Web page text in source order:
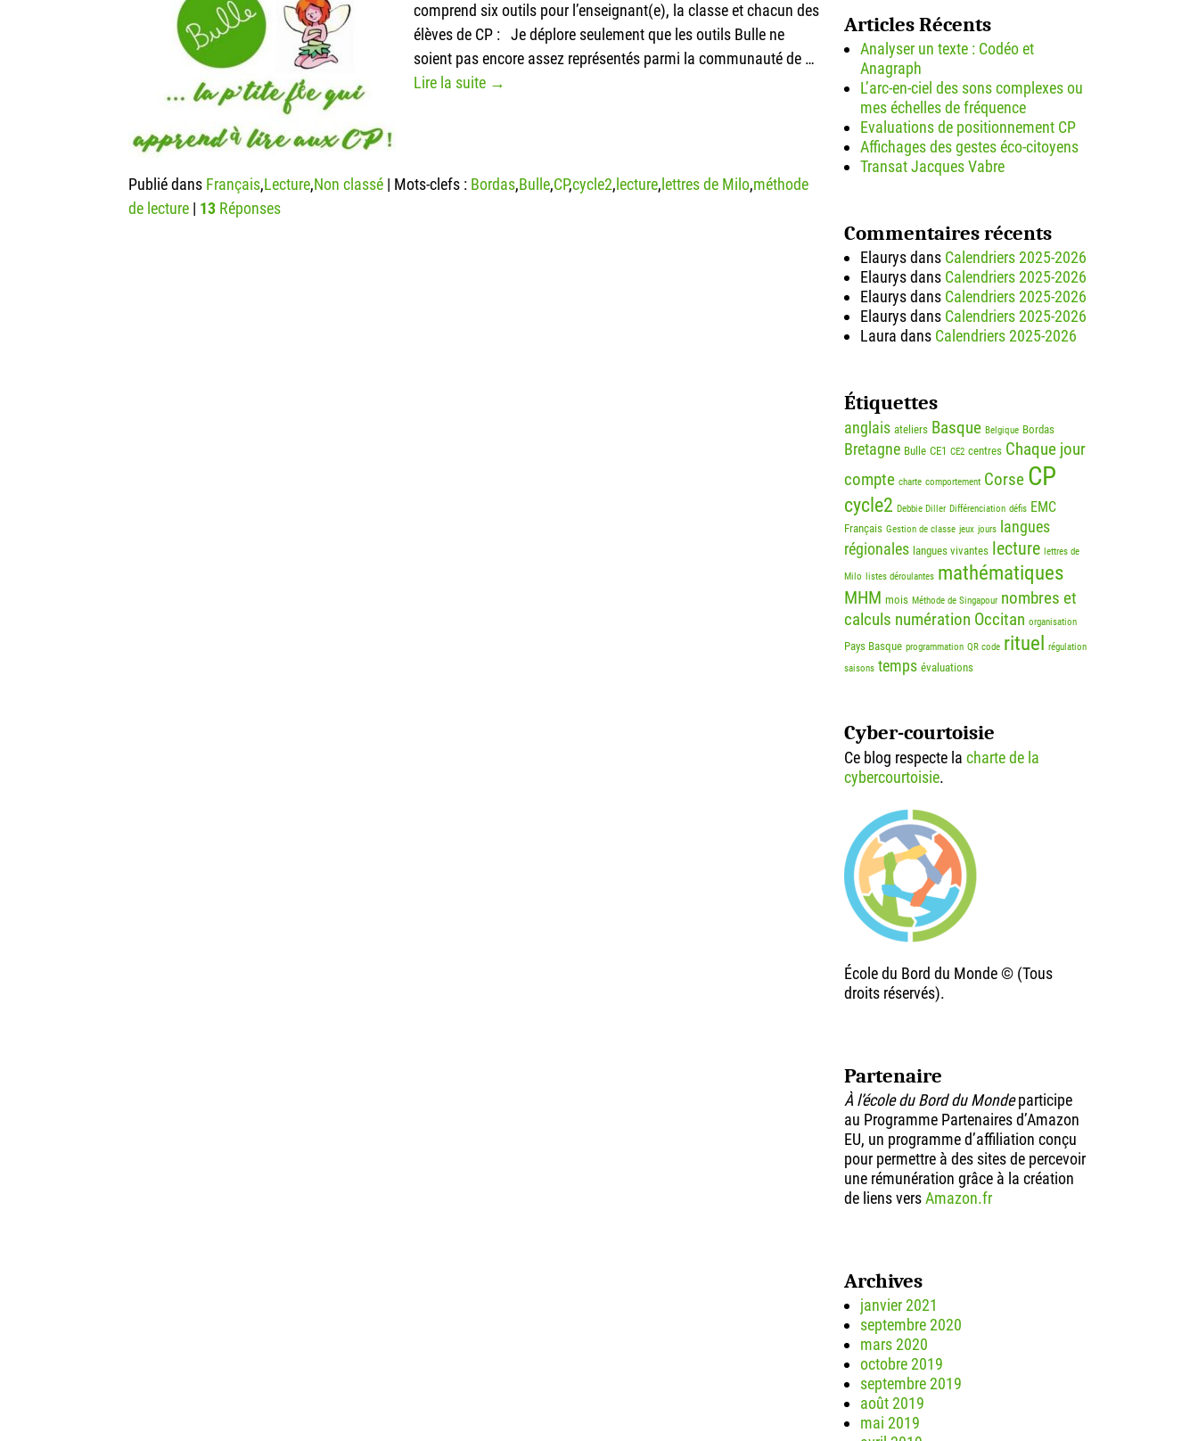
comprend six outils pour l’enseignant(e), la classe et chacun des
élèves de CP : Je déplore seulement que les outils Bulle ne
soient pas encore assez représentés parmi la communauté de …
Lire la suite →
Publié dans Français,Lecture,Non classé | Mots-clefs : Bordas,Bulle,CP,cycle2,lecture,lettres de Milo,méthode
de lecture | 13 Réponses
Articles Récents
Analyser un texte : Codéo et
Anagraph
L’arc-en-ciel des sons complexes ou
mes échelles de fréquence
Evaluations de positionnement CP
Affichages des gestes éco-citoyens
Transat Jacques Vabre
Commentaires récents
Elaurysdans Calendriers 2025-2026
Elaurysdans Calendriers 2025-2026
Elaurysdans Calendriers 2025-2026
Elaurysdans Calendriers 2025-2026
Laura dans Calendriers 2025-2026
Étiquettes
anglais ateliers Basque Belgique Bordas
Bretagne Bulle CE1 CE2 centres Chaque jour
compte charte comportement Corse CP
cycle2 Debbie Diller Différenciation défis EMC
Français Gestion de classe jeux jours
langues
régionales langues vivantes lecture lettres de
Milo listes déroulantes mathématiques
MHM mois Méthode de Singapour nombres et
calculs numération Occitan organisation
Pays Basque programmation QR code rituel
régulation
saisons temps évaluations
Cyber-courtoisie
Ce blog respecte la charte de la
cybercourtoisie.
École du Bord du Monde © (Tous
droits réservés).
Partenaire
À l’école du Bord du Mondeparticipe
au Programme Partenaires d’Amazon
EU, un programme d’affiliation conçu
pour permettre à des sites de percevoir
une rémunération grâce à la création
de liens versAmazon.fr
Archives
janvier 2021
septembre 2020
mars 2020
octobre 2019
septembre 2019
août 2019
mai 2019